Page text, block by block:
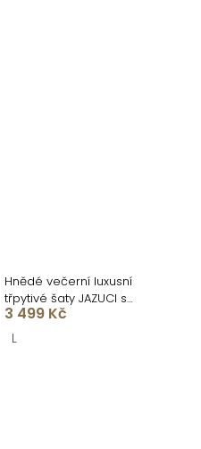
Hnědé večerní luxusní
třpytivé šaty JAZUCI s
rozparkem a body
3 499 Kč
L